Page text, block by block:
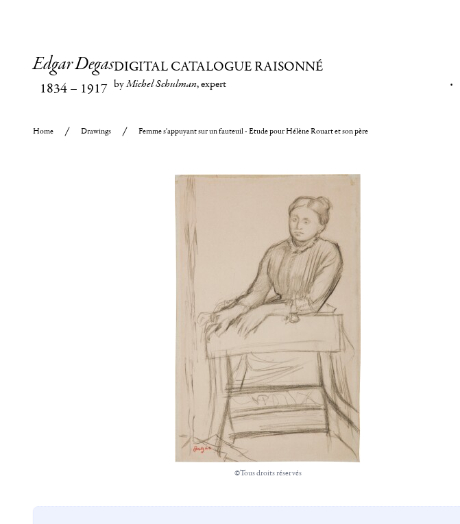
Edgar Degas
1834– 1917
DIGITAL CATALOGUE RAISONNÉ
byMichel Schulman, expert
Home Drawings Femme s'appuyant sur un fauteuil - Etude pour Hélène Rouart et son père
©Tous droits réservés